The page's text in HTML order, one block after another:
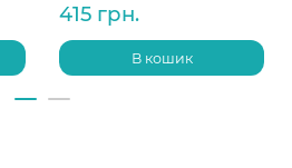
415 грн.
В кошик